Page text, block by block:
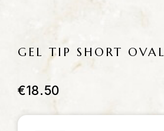
GEL TIP SHORT OVAL
€18.50